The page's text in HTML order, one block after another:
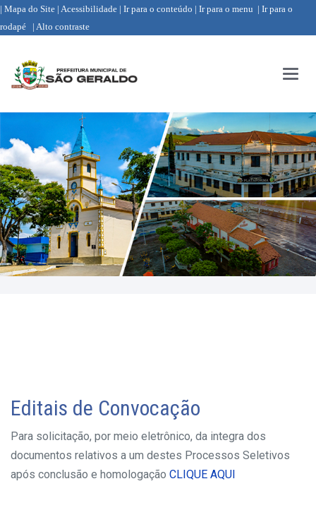
| Mapa do Site | Acessibilidade | Ir para o conteúdo | Ir para o menu | Ir para o
rodapé
| Alto contraste
Menu
Editais de Convocação
Para solicitação, por meio eletrônico, da integra dos
documentos relativos a um destes Processos Seletivos
após conclusão e homologação CLIQUE AQUI